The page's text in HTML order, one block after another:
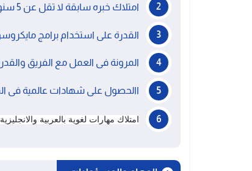
امتلاك خبره سابقة لا تقل عن 5 سنوات من العمل بمجال المحاسبة او المالية.
القدرة على استخدام برامج
المرونة فى العمل مع الفريق
االحصول على شهادات عالمية فى
امتلاك مهارات لغوية بالعربية